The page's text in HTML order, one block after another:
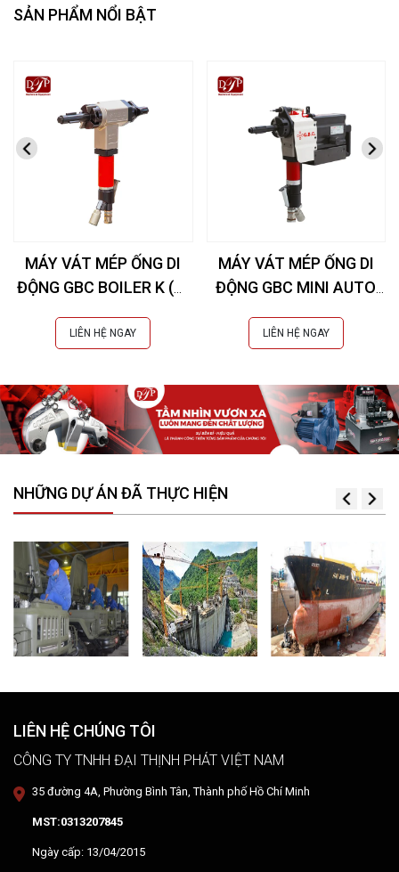
SẢN PHẨM NỔI BẬT
MÁY VÁT MÉP ỐNG DI
ĐỘNG GBC BOILER K (Øi
LIÊN HỆ NGAY
MÁY VÁT MÉP ỐNG DI
ĐỘNG GBC MINI AUTO
mm)
LIÊN HỆ NGAY
NHỮNG DỰ ÁN ĐÃ THỰC HIỆN
LIÊN HỆ CHÚNG TÔI
CÔNG TY TNHH ĐẠI THỊNH PHÁT VIỆT NAM
35 đường 4A, Phường Bình Tân, Thành phố Hồ Chí Minh
MST:0313207845
Ngày cấp: 13/04/2015